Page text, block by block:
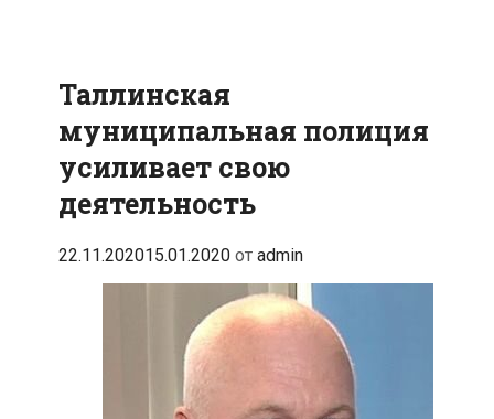
Таллинская
муниципальная полиция
усиливает свою
деятельность
22.11.202015.01.2020 от admin